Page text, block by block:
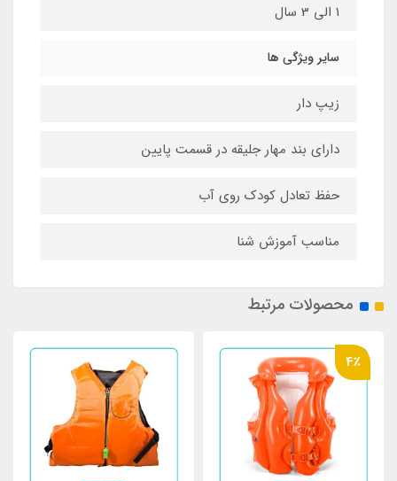
1 الی 3 سال
سایر ویژگی ها
زیپ دار
دارای بند مهار جلیقه در قسمت پایین
حفظ تعادل کودک روی آب
مناسب آموزش شنا
محصولات مرتبط
4٪